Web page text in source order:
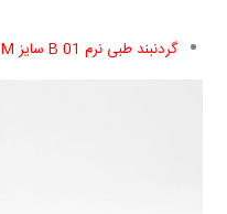
گردنبند طبی نرم B 01 سایزM